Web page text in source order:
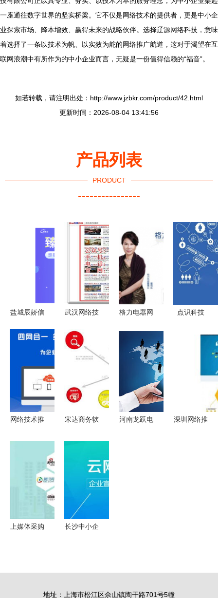
一座通往数字世界的坚实桥梁。它不仅是网络技术的提供者，更是中小企
业探索市场、降本增效、赢得未来的战略伙伴。选择辽源网络科技，意味
着选择了一条以技术为帆、以实效为舵的网络推广航道，这对于渴望在互
联网浪潮中有所作为的中小企业而言，无疑是一份值得信赖的“福音”。
如若转载，请注明出处：http://www.jzbkr.com/product/42.html
更新时间：2026-08-04 13:41:56
产品列表
PRODUCT
----------------
盐城辰娇信
络技术推广
的创新引擎
武汉网络技
业公司如何
助力企业实
与增长
格力电器网
络技术推广
整合方案
点识科技
网络技术推
宋达商务软
赋能人才，
驱动数字化
转型
河南龙跃电
深圳网络推
上媒体采购
长沙中小企
地址：上海市松江区佘山镇陶干路701号5幢